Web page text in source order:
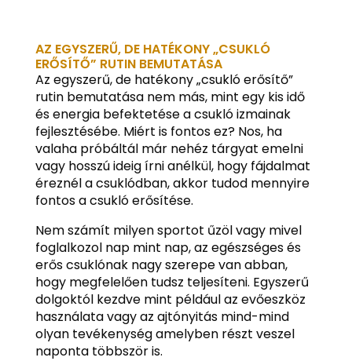
AZ EGYSZERŰ, DE HATÉKONY „CSUKLÓ
ERŐSÍTŐ” RUTIN BEMUTATÁSA
Az egyszerű, de hatékony „csukló erősítő”
rutin bemutatása nem más, mint egy kis idő
és energia befektetése a csukló izmainak
fejlesztésébe. Miért is fontos ez? Nos, ha
valaha próbáltál már nehéz tárgyat emelni
vagy hosszú ideig írni anélkül, hogy fájdalmat
éreznél a csuklódban, akkor tudod mennyire
fontos a csukló erősítése.
Nem számít milyen sportot űzöl vagy mivel
foglalkozol nap mint nap, az egészséges és
erős csuklónak nagy szerepe van abban,
hogy megfelelően tudsz teljesíteni. Egyszerű
dolgoktól kezdve mint például az evőeszköz
használata vagy az ajtónyitás mind-mind
olyan tevékenység amelyben részt veszel
naponta többször is.